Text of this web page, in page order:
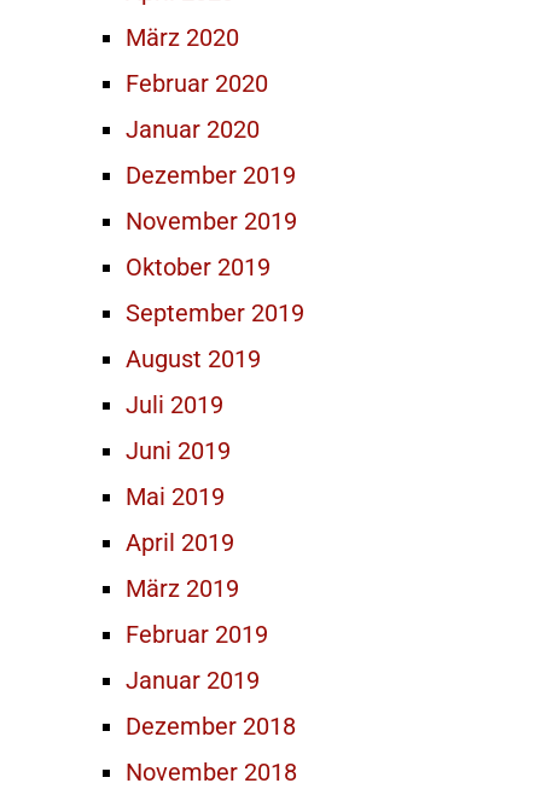
März 2020
Februar 2020
Januar 2020
Dezember 2019
November 2019
Oktober 2019
September 2019
August 2019
Juli 2019
Juni 2019
Mai 2019
April 2019
März 2019
Februar 2019
Januar 2019
Dezember 2018
November 2018